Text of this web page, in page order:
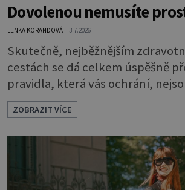
Dovolenou nemusíte
LENKA KORANDOVÁ 3.7.2026
Skutečně, nejběžnějším
cestách se dá celkem úspěšně
pravidla, která vás ochrání,
Riziko na talíři Drtivou většinu
průjmů vyvolávají fekální
se mohou dostat s přirozeně
zeleninou a při nedostatečné
přípravě a výdeji jídla se snadno
zeleninového salátu i na další
ZOBRAZIT VÍCE